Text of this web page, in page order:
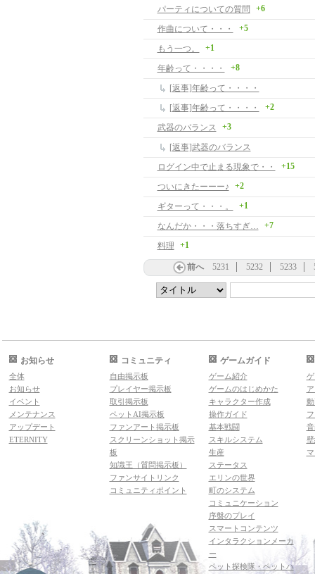
パーティについての質問 +6
作曲について・・・ +5
もう一つ。 +1
年齢って・・・・ +8
[返事]年齢って・・・・
[返事]年齢って・・・・
+2
武器のバランス +3
[返事]武器のバランス
ログイン中で止まる現象で・・
+15
ついにきたーーー♪ +2
ギターって・・・。 +1
なんだか・・・落ちすぎ… +7
料理 +1
前へ 5231 5232 5233
お知らせ
全体
お知らせ
イベント
メンテナンス
アップデート
ETERNITY
コミュニティ
自由掲示板
プレイヤー掲示板
取引掲示板
ペットAI掲示板
ファンアート掲示板
スクリーンショット掲示
板
知識王（質問掲示板）
ファンサイトリンク
コミュニティポイント
ゲームガイド
ゲーム紹介
ゲームのはじめかた
キャラクター作成
操作ガイド
基本戦闘
スキルシステム
生産
ステータス
エリンの世界
町のシステム
コミュニケーション
序盤のプレイ
スマートコンテンツ
インタラクションメーカ
ー
ペット探検隊・ペットハ